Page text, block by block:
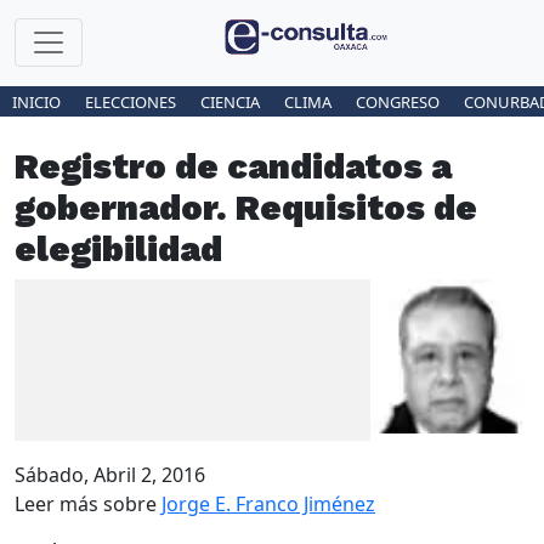
INICIO ELECCIONES CIENCIA CLIMA CONGRESO
Registro de candidatos a
gobernador. Requisitos de
elegibilidad
Sábado, Abril 2, 2016
Leer más sobre Jorge E. Franco Jiménez